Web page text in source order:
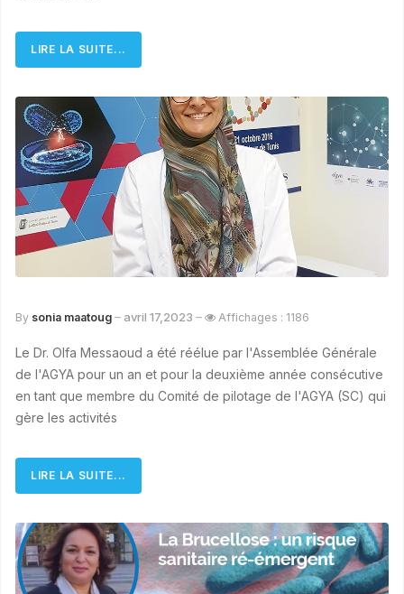
LIRE LA SUITE...
By sonia maatoug avril 17,2023 Affichages : 1186
Le Dr. Olfa Messaoud a été réélue par l'Assemblée Générale
de l'AGYA pour un an et pour la deuxième année consécutive
en tant que membre du Comité de pilotage de l'AGYA (SC) qui
gère les activités
LIRE LA SUITE...